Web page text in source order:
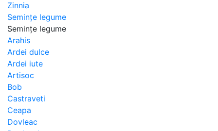
Zinnia
Semințe legume
Semințe legume
Arahis
Ardei dulce
Ardei iute
Artisoc
Bob
Castraveti
Ceapa
Dovleac